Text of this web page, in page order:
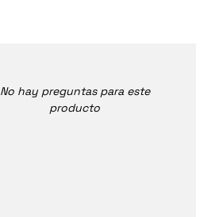
No hay preguntas para este
producto